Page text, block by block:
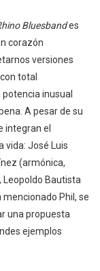
Bluesbandes
corazón
versiones
total
inusual
A pesar de su
integran el
vida: José Luis
(armónica,
Leopoldo Bautista
Phil, se
una propuesta
ejemplos